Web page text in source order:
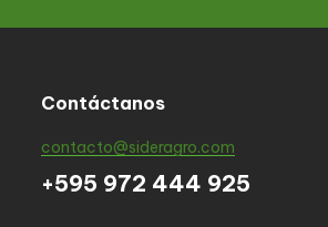
Contáctanos
contacto@sideragro.com
+595 972 444 925